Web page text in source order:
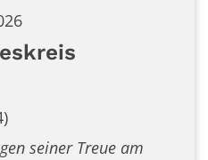
seiner Treue am